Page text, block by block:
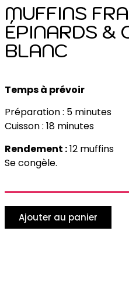
MUFFINS
ÉPINARDS &
BLANC
Temps à prévoir
Préparation : 5 minutes
Cuisson : 18 minutes
Rendement :12 muffins
Se congèle.
Ajouter au panier